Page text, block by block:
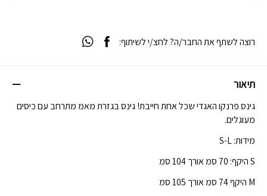
תיאור
גינס פרנקו האגדי שכל אחת חייבת! גינס בגזרת מאמ מתרחב עם כיסים
מעוגלים.
מידות: S-L
S היקף: 70 סמ אורך 104 סמ
M היקף 74 סמ אורך 105 סמ
רוצה לשתף את החבר/ה? לחצ/י לשיתוף: